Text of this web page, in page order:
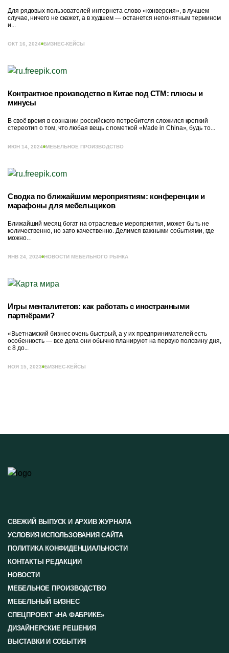
Для рядовых пользователей интернета слово «конверсия», в лучшем
случае, ничего не скажет, а в худшем — останется непонятным термином
и...
ОКТ 16, 2024 БИЗНЕС-КЕЙСЫ
Контрактное производство в Китае под СТМ: плюсы и
минусы
В своё время в сознании российского потребителя сложился крепкий
стереотип о том, что любая вещь с пометкой «Made in China», будь то...
ИЮН 14, 2024 МЕБЕЛЬНОЕ ПРОИЗВОДСТВО
Сводка по ближайшим мероприятиям: конференции и
марафоны для мебельщиков
Ближайший месяц богат на отраслевые мероприятия, может быть не
количественно, но зато качественно. Делимся важными событиями, где
можно...
ЯНВ 24, 2024 НОВОСТИ МЕБЕЛЬНОГО РЫНКА
Игры менталитетов: как работать с иностранными
партнёрами?
«Вьетнамский бизнес очень быстрый, а у их предпринимателей есть
особенность — все дела они обычно планируют на первую половину дня,
с 8 до...
НОЯ 15, 2023 БИЗНЕС-КЕЙСЫ
СВЕЖИЙ ВЫПУСК И АРХИВ ЖУРНАЛА
УСЛОВИЯ ИСПОЛЬЗОВАНИЯ САЙТА
ПОЛИТИКА КОНФИДЕНЦИАЛЬНОСТИ
КОНТАКТЫ РЕДАКЦИИ
НОВОСТИ
МЕБЕЛЬНОЕ ПРОИЗВОДСТВО
МЕБЕЛЬНЫЙ БИЗНЕС
СПЕЦПРОЕКТ «НА ФАБРИКЕ»
ДИЗАЙНЕРСКИЕ РЕШЕНИЯ
ВЫСТАВКИ И СОБЫТИЯ